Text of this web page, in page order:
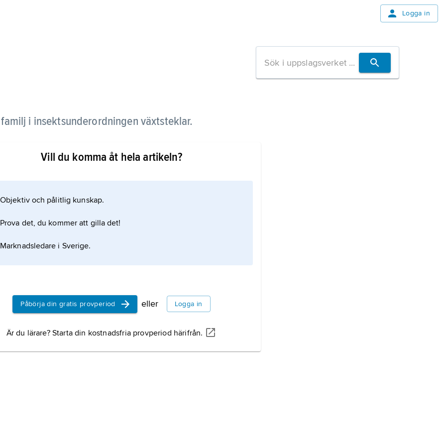
Logga in
familj i insektsunderordningen växtsteklar.
utom den australiska och är artrikast inom
åtta i Sverige. Arterna stor eller gul
Vill du komma åt hela artikeln?
Objektiv och pålitlig kunskap.
Prova det, du kommer att gilla det!
Marknadsledare i Sverige.
Påbörja din gratis provperiod eller Logga in
Är du lärare? Starta din kostnadsfria provperiod härifrån.